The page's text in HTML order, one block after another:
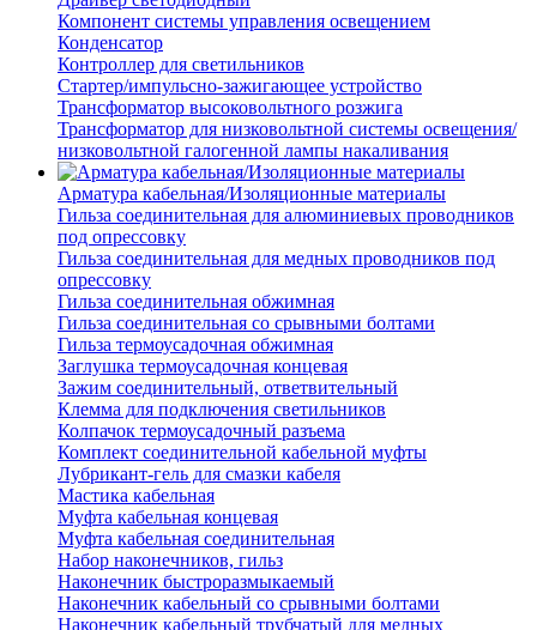
Компонент системы управления освещением
Конденсатор
Контроллер для светильников
Стартер/импульсно-зажигающее устройство
Трансформатор высоковольтного розжига
Трансформатор для низковольтной системы освещения/
низковольтной галогенной лампы накаливания
Арматура кабельная/Изоляционные материалы
Гильза соединительная для алюминиевых проводников
под опрессовку
Гильза соединительная для медных проводников под
опрессовку
Гильза соединительная обжимная
Гильза соединительная со срывными болтами
Гильза термоусадочная обжимная
Заглушка термоусадочная концевая
Зажим соединительный, ответвительный
Клемма для подключения светильников
Колпачок термоусадочный разъема
Комплект соединительной кабельной муфты
Лубрикант-гель для смазки кабеля
Мастика кабельная
Муфта кабельная концевая
Муфта кабельная соединительная
Набор наконечников, гильз
Наконечник быстроразмыкаемый
Наконечник кабельный со срывными болтами
Наконечник кабельный трубчатый для медных